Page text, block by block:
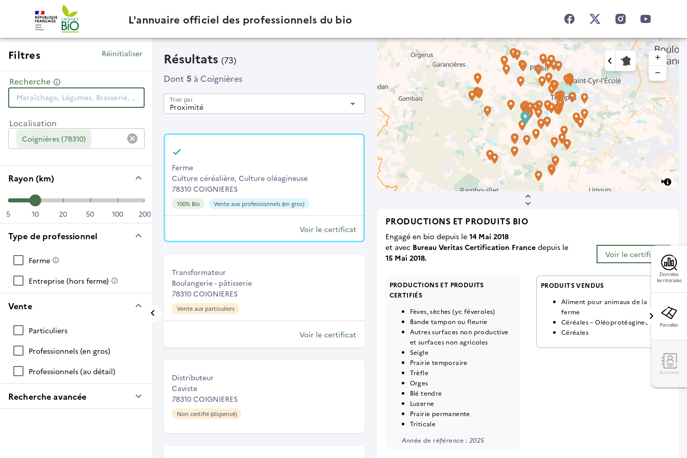
L'annuaire officiel des professionnels du bio
Filtres Réinitialiser
Recherche
Coignières (78310)
Localisation
cancel
Rayon (km) keyboard_arrow_down
5 10 20 50 100 200
Type de professionnel keyboard_arrow_down
Ferme
Entreprise (hors ferme)
Vente keyboard_arrow_down
Particuliers
Professionnels (en gros)
Professionnels (au détail)
Recherche avancée keyboard_arrow_down
Résultats (73)
Dont 5 à Coignières
Proximité
Trier par arrow_drop_down
Ferme
Culture céréalière, Culture oléagineuse
78310 COIGNIERES
100% Bio Vente aux professionnels (en gros)
Voir le certificat
Transformateur
Boulangerie - pâtisserie
78310 COIGNIERES
Vente aux particuliers
Voir le certificat
Distributeur
Caviste
78310 COIGNIERES
Non certifié (dispensé)
add
remove
PRODUCTIONS ET PRODUITS BIO
Engagé en bio depuis le 14 Mai 2018
et avec Bureau Veritas Certification Francedepuis le
15 Mai 2018.
Voir le certificat
PRODUCTIONS ET PRODUITS
CERTIFIÉS
Fèves, sèches (yc féveroles)
Bande tampon ou fleurie
Autres surfaces non productive
et surfaces non agricoles
Seigle
Prairie temporaire
Trèfle
Orges
Blé tendre
Luzerne
Prairie permanente
Triticale
Année de référence : 2025
PRODUITS VENDUS
Aliment pour animaux de la
ferme
Céréales – Oléoprotéagineux
Céréales
Données
territoriales
Parcelles
Annuaire